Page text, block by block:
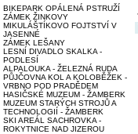
BIKEPARK OPÁLENÁ PSTRUŽÍ
ZÁMEK ŽINKOVY
MIKULÁŠTÍKOVO FOJTSTVÍ V
JASENNÉ
ZÁMEK LEŠANY
LESNÍ DIVADLO SKALKA -
PODLESÍ
ALPALOUKA - ŽELEZNÁ RUDA
PŮJČOVNA KOL A KOLOBĚŽEK -
VRBNO POD PRADĚDEM
HASIČSKÉ MUZEUM - ŽAMBERK
MUZEUM STARÝCH STROJŮ A
TECHNOLOGIÍ - ŽAMBERK
SKI AREÁL SACHROVKA -
ROKYTNICE NAD JIZEROU